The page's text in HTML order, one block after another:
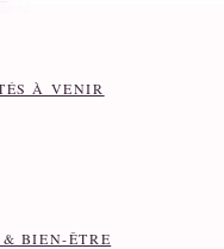
À VENIR
BIEN-ÊTRE